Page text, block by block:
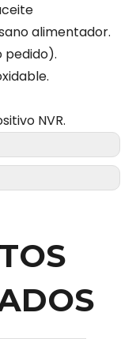
alimentador.
pedido).
NVR.